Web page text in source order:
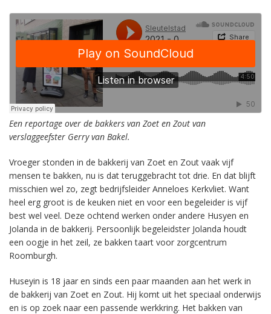
Een reportage over de bakkers van Zoet en Zout van
verslaggeefster Gerry van Bakel.
Vroeger stonden in de bakkerij van Zoet en Zout vaak vijf
mensen te bakken, nu is dat teruggebracht tot drie. En dat blijft
misschien wel zo, zegt bedrijfsleider Anneloes Kerkvliet. Want
heel erg groot is de keuken niet en voor een begeleider is vijf
best wel veel. Deze ochtend werken onder andere Husyen en
Jolanda in de bakkerij. Persoonlijk begeleidster Jolanda houdt
een oogje in het zeil, ze bakken taart voor zorgcentrum
Roomburgh.
Huseyin is 18 jaar en sinds een paar maanden aan het werk in
de bakkerij van Zoet en Zout. Hij komt uit het speciaal onderwijs
en is op zoek naar een passende werkkring. Het bakken van